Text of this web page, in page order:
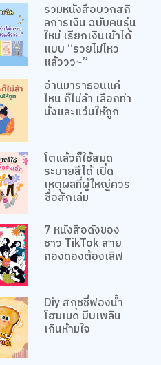
รวมหนังสือบวกสกิ
ลการเงิน ฉบับคนรุ่น
ใหม่ เรียกเงินเข้าได้
แบบ “รวยไม่ไหว
แล้ววว~”
อ่านมาราธอนแค่
ไหน ก็ไม่ล้า เลือกท่า
นั่งและแว่นให้ถูก
โตแล้วก็ใช้สมุด
ระบายสีได้ เปิด
เหตุผลที่ผู้ใหญ่ควร
ซื้อสักเล่ม
7 หนังสือดังของ
ชาว TikTok สาย
กองดองต้องเลิฟ
Diy สกุชชี่ฟองน้ำ
โฮมเมด บีบเพลิน
เกินห้ามใจ